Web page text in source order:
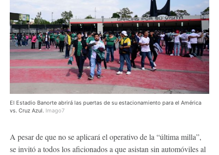
El Estadio Banorte abrirá las puertas de su estacionamiento para el América
vs. Cruz Azul. Imago7
A pesar de que no se aplicará el operativo de la “última milla”,
se invitó a todos los aficionados a que asistan sin automóviles al